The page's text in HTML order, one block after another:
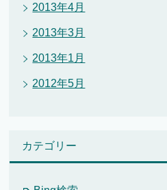
2013年4月
2013年3月
2013年1月
2012年5月
カテゴリー